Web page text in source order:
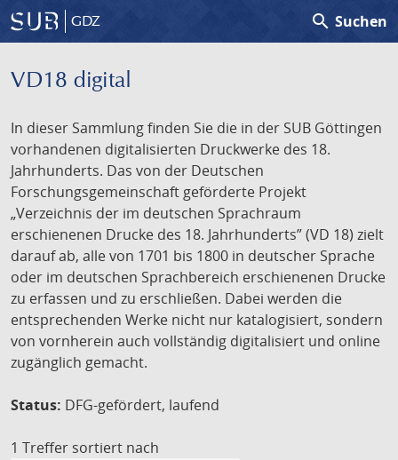
GDZ search Suchen
VD18 digital
In dieser Sammlung finden Sie die in der SUB Göttingen
vorhandenen digitalisierten Druckwerke des 18.
Jahrhunderts. Das von der Deutschen
Forschungsgemeinschaft geförderte Projekt
„Verzeichnis der im deutschen Sprachraum
erschienenen Drucke des 18. Jahrhunderts” (VD 18) zielt
darauf ab, alle von 1701 bis 1800 in deutscher Sprache
oder im deutschen Sprachbereich erschienenen Drucke
zu erfassen und zu erschließen. Dabei werden die
entsprechenden Werke nicht nur katalogisiert, sondern
von vornherein auch vollständig digitalisiert und online
zugänglich gemacht.
Status: DFG-gefördert, laufend
1 Treffer sortiert nach